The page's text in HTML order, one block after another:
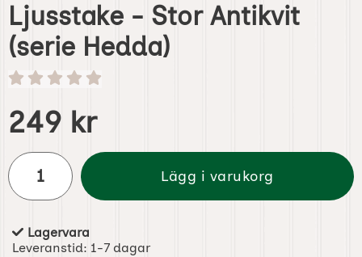
Ljusstake - Stor Antikvit
(serie Hedda)
Handla denna produkt Ljusstake - Stor Antikvit (serie
pris
249 kr
antal
Lägg i varukorg
Tillgänglighet:
Lagervara
Leveranstid: 1-7 dagar